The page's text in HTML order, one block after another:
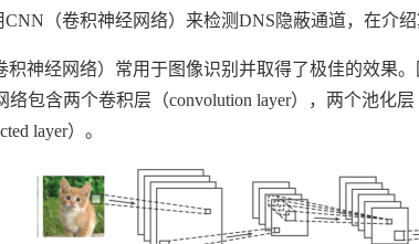
CNN （卷积神经网络）来检测DNS 隐蔽通道，在介
积神经网络）常用于图像识别并取得了极佳的效果。
络包含两个卷积层（convolution layer），两个池化层
layer）。